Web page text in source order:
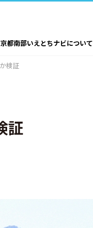
都南部いえとちナビについて
検証
証